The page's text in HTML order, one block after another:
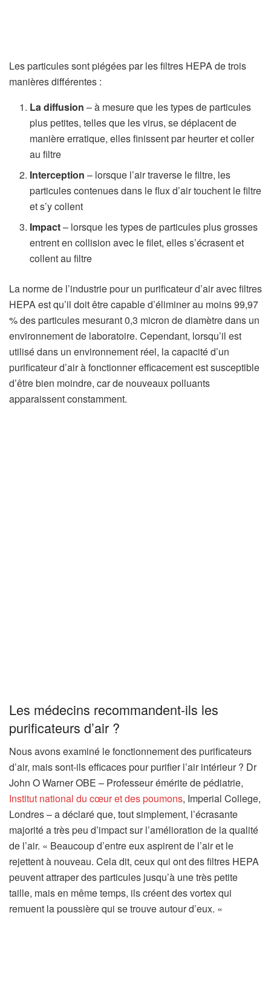
)
Les particules sont piégées par les filtres HEPA de trois
manières différentes :
La diffusion – à mesure que les types de particules
plus petites, telles que les virus, se déplacent de
manière erratique, elles finissent par heurter et coller
au filtre
Interception – lorsque l’air traverse le filtre, les
particules contenues dans le flux d’air touchent le filtre
et s’y collent
Impact– lorsque les types de particules plus grosses
entrent en collision avec le filet, elles s’écrasent et
collent au filtre
La norme de l’industrie pour un purificateur d’air avec filtres
HEPA est qu’il doit être capable d’éliminer au moins 99,97
% des particules mesurant 0,3 micron de diamètre dans un
environnement de laboratoire. Cependant, lorsqu’il est
utilisé dans un environnement réel, la capacité d’un
purificateur d’air à fonctionner efficacement est susceptible
d’être bien moindre, car de nouveaux polluants
apparaissent constamment.
Les médecins recommandent-ils les
purificateurs d’air ?
Nous avons examiné le fonctionnement des purificateurs
d’air, mais sont-ils efficaces pour purifier l’air intérieur ? Dr
John O Warner OBE – Professeur émérite de pédiatrie,
Institut national du cœur et des poumons(
s
’
o
u
v
r
e
, Imperial College,
Londres – a déclaré que, tout simplement, l’écrasante
majorité a très peu d’impact sur l’amélioration de la qualité
de l’air. « Beaucoup d’entre eux aspirent de l’air et le
rejettent à nouveau. Cela dit, ceux qui ont des filtres HEPA
peuvent attraper des particules jusqu’à une très petite
taille, mais en même temps, ils créent des vortex qui
remuent la poussière qui se trouve autour d’eux. «